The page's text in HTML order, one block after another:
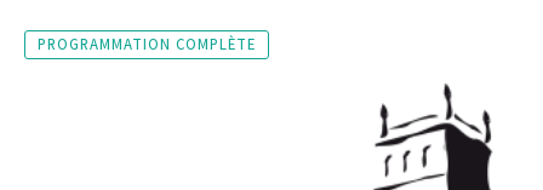
PROGRAMMATION COMPLÈTE